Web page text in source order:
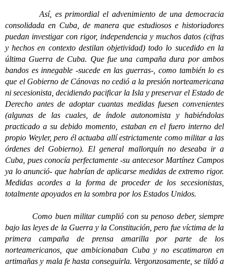
Así, es primordial el advenimiento de una democracia
consolidada en Cuba, de manera que estudiosos e historiadores
puedan investigar con rigor, independencia y muchos datos (cifras
y hechos en contexto destilan objetividad) todo lo sucedido en la
última Guerra de Cuba. Que fue una campaña dura por ambos
bandos es innegable -sucede en las guerras-, como también lo es
que el Gobierno de Cánovas no cedió a la presión norteamericana
ni secesionista, decidiendo pacificar la Isla y preservar el Estado de
Derecho antes de adoptar cuantas medidas fuesen convenientes
(algunas de las cuales, de índole autonomista y habiéndolas
practicado a su debido momento, estaban en el fuero interno del
propio Weyler, pero él actuaba allí estrictamente como militar a las
órdenes del Gobierno). El general mallorquín no deseaba ir a
Cuba, pues conocía perfectamente -su antecesor Martínez Campos
ya lo anunció- que habrían de aplicarse medidas de extremo rigor.
Medidas acordes a la forma de proceder de los secesionistas,
totalmente apoyados en la sombra por los Estados Unidos.
Como buen militar cumplió con su penoso deber, siempre
bajo las leyes de la Guerra y la Constitución, pero fue víctima de la
primera campaña de prensa amarilla por parte de los
norteamericanos, que ambicionaban Cuba y no escatimaron en
artimañas y mala fe hasta conseguirla. Vergonzosamente, se tildó a